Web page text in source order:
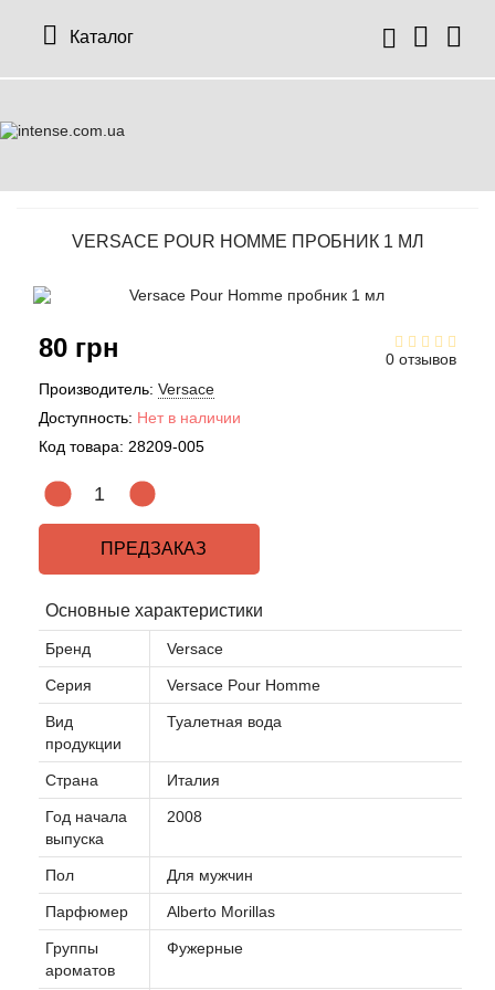
Каталог
VERSACE POUR HOMME ПРОБНИК 1 МЛ
0 отзывов
80 грн
Производитель: Versace
Доступность: Нет в наличии
Код товара: 28209-005
ПРЕДЗАКАЗ
Основные характеристики
Бренд Versace
Серия Versace Pour Homme
Вид
продукции
Туалетная вода
Страна Италия
Год начала
выпуска
2008
Пол Для мужчин
Парфюмер Alberto Morillas
Группы
ароматов
Фужерные